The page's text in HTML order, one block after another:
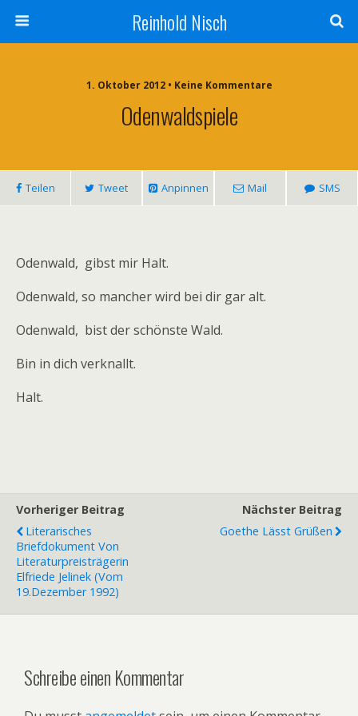
Reinhold Nisch
1. Oktober 2012 • Keine Kommentare
Odenwaldspiele
Teilen Tweet Anpinnen Mail SMS
Odenwald, gibst mir Halt.
Odenwald, so mancher wird bei dir gar alt.
Odenwald, bist der schönste Wald.
Bin in dich verknallt.
Halt.
Vorheriger Beitrag
Literarisches
Briefdokument Von
Literaturpreisträgerin
Elfriede Jelinek (vom
19.Dezember 1992)
Nächster Beitrag
Goethe Lässt Grüßen
Schreibe einen Kommentar